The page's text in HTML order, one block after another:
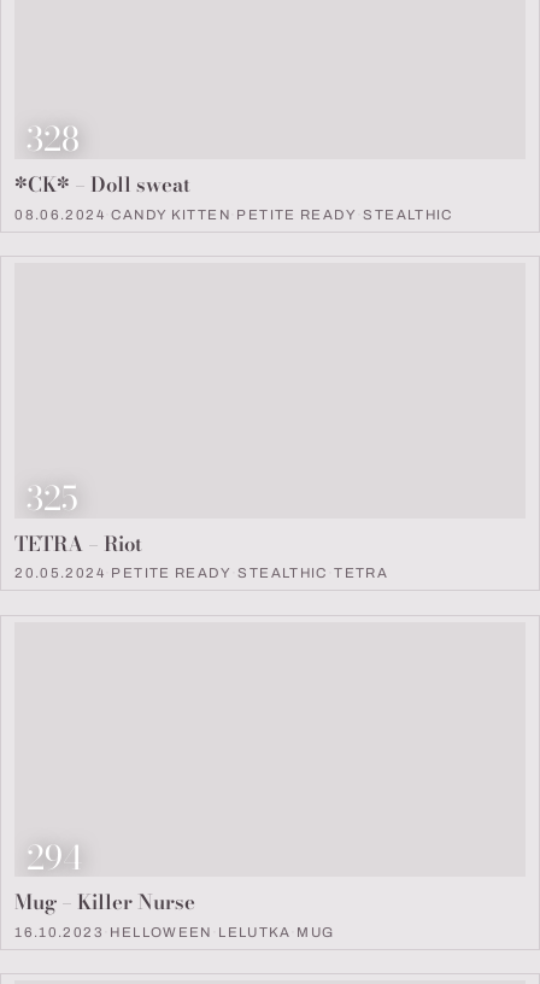
Look Nummer
328
*CK* – Doll sweat
08.06.2024 ·CANDY KITTEN PETITE READY ·STEALTHIC
Look Nummer
325
TETRA – Riot
20.05.2024 PETITE READY ·STEALTHIC ·TETRA
Look Nummer
294
Mug – Killer Nurse
16.10.2023 HELLOWEEN LELUTKA MUG